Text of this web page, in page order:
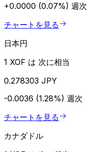
+0.0000 (0.07%) 週次
チャートを見る
日本円
1 XOF は 次に相当
0.278303 JPY
-0.0036 (1.28%) 週次
チャートを見る
カナダドル